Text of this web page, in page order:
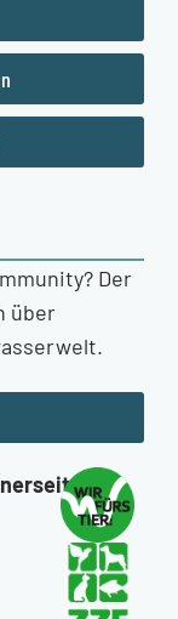
Der
über